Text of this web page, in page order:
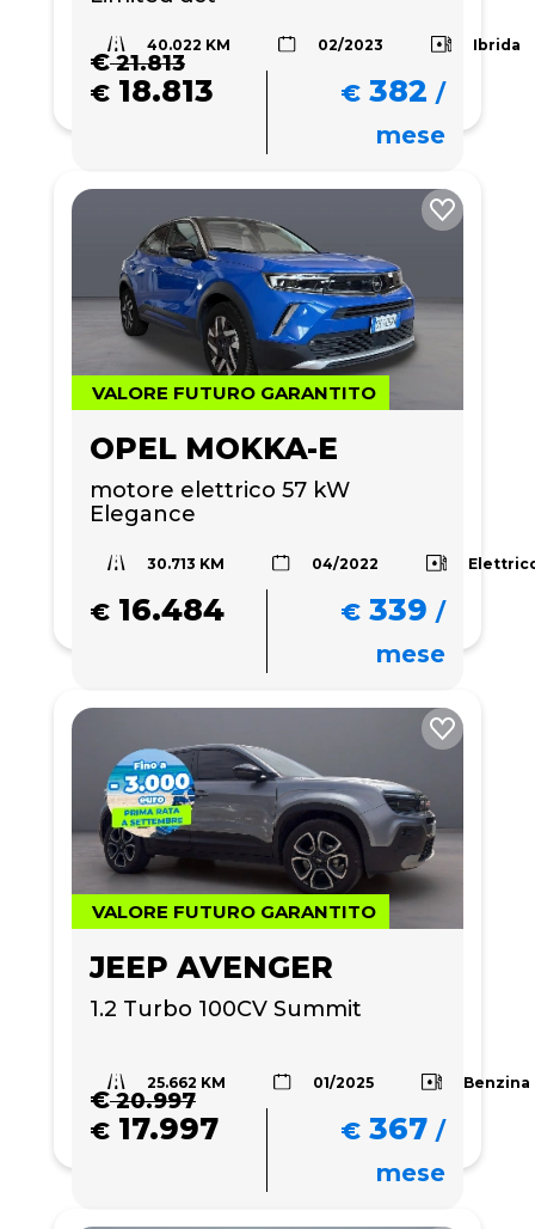
40.022 KM 02/2023 Ibrida
€21.813
€ 18.813 € 382 /
mese
VALORE FUTURO GARANTITO
OPEL MOKKA-E
motore elettrico 57 kW
Elegance
30.713 KM 04/2022
€ 16.484 € 339 /
mese
VALORE FUTURO GARANTITO
JEEP AVENGER
1.2 Turbo 100CV Summit
25.662 KM 01/2025 Benzina
€20.997
€ 17.997 € 367 /
mese